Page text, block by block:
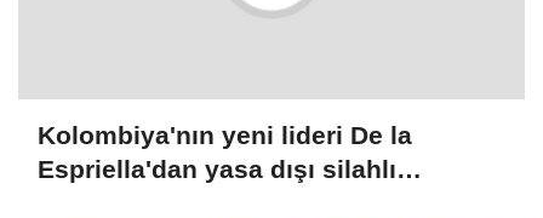
Kolombiya'nın yeni lideri De la
Espriella'dan yasa dışı silahlı